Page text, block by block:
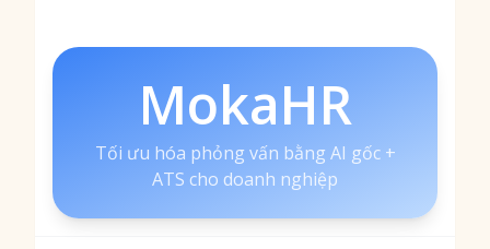
MokaHR
Tối ưu hóa phỏng vấn bằng AI gốc +
ATS cho doanh nghiệp